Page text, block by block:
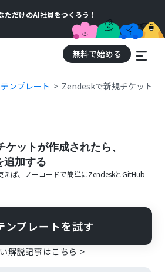
ただけのAI社員をつくろう！
無料で始める
ンプレート Zendeskで新規チケット
ットが作成されたら、
加する
ば、ノーコードで簡単にZendeskとGitHub
ンプレートを試す
解説記事はこちら >